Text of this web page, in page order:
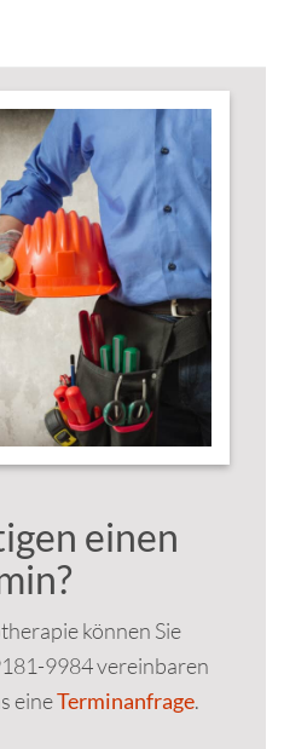
einen
können Sie
9984 vereinbaren
eineTerminanfrage.